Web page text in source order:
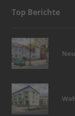
Top Berichte